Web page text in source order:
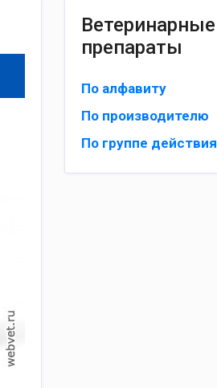
Ветеринарные
препараты
По алфавиту
По производителю
По группе действия